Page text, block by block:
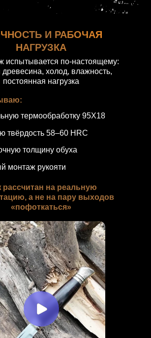
И РАБОЧАЯ
НАГРУЗКА
термообработку 95Х18
испытывается по-настоящему:
древесина, холод, влажность,
постоянная нагрузка
твёрдость 58–60 HRC
рассчитан на реальную
а не на пару выходов
«пофоткаться»
толщину обуха
монтаж рукояти